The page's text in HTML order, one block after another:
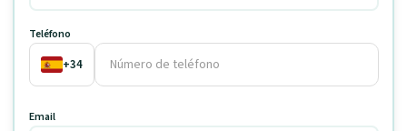
Teléfono
+34
Email